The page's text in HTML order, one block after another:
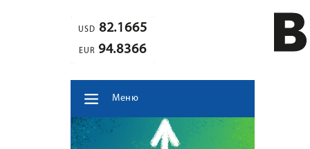
USD 82.1665
EUR 94.8366
Меню